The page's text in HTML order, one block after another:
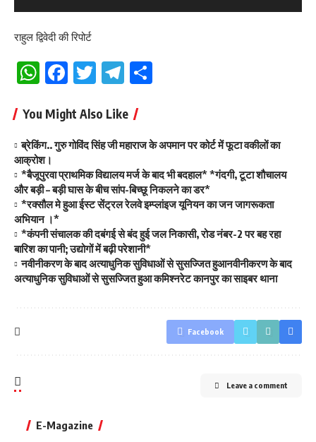
राहुल द्विवेदी की रिपोर्ट
WhatsApp
Facebook
TwitterTelegram
You Might Also Like
ब्रेकिंग.. गुरु गोविंद सिंह जी महाराज के अपमान पर कोर्ट में फूटा वकीलों का
आक्रोश।
*बैजूपुरवा प्राथमिक विद्यालय मर्ज के बाद भी बदहाल* *गंदगी, टूटा शौचालय
और बड़ी – बड़ी घास के बीच सांप-बिच्छू निकलने का डर*
*रक्सौल मे हुआ ईस्ट सेंट्रल रेलवे इम्प्लांइज यूनियन का जन जागरूकता
अभियान ।*
*कंपनी संचालक की दबंगई से बंद हुई जल निकासी, रोड नंबर-2 पर बह रहा
बारिश का पानी; उद्योगों में बढ़ी परेशानी*
नवीनीकरण के बाद अत्याधुनिक सुविधाओं से सुसज्जित हुआनवीनीकरण के बाद
अत्याधुनिक सुविधाओं से सुसज्जित हुआ कमिश्नरेट कानपुर का साइबर थाना
Facebook
Leave a comment
E-Magazine